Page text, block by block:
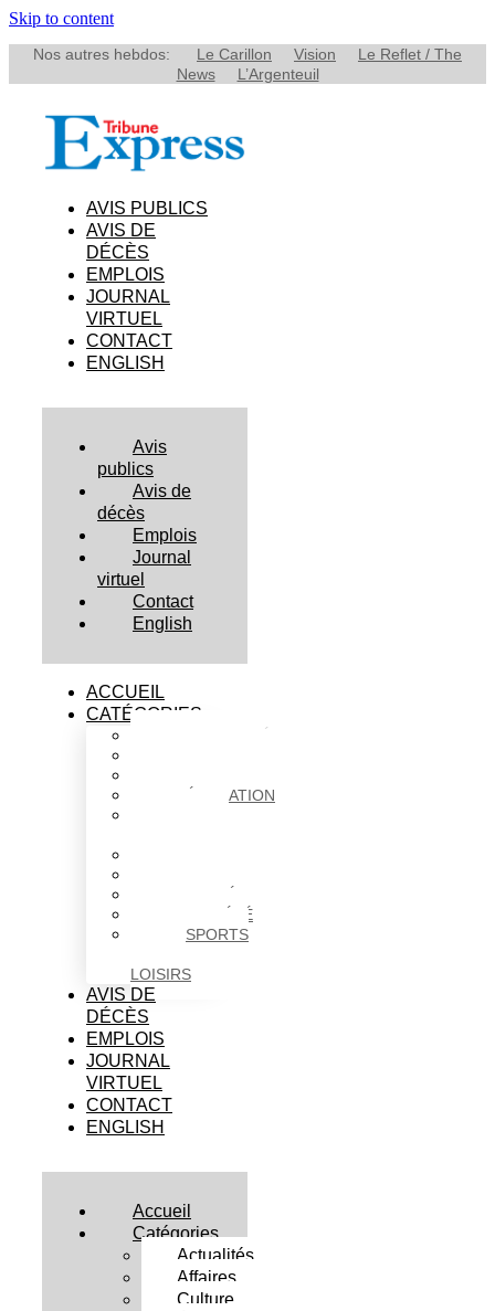
Skip to content
Nos autres hebdos: Le Carillon Vision
Le Reflet / The
News
L’Argenteuil
AVIS PUBLICS
AVIS DE
DÉCÈS
EMPLOIS
JOURNAL
VIRTUEL
CONTACT
ENGLISH
Avis
publics
Avis de
décès
Emplois
Journal
virtuel
Contact
English
ACCUEIL
CATÉGORIES
ÉDUCATION
SOCIÉTÉ
SPORTS
LOISIRS
AVIS DE
DÉCÈS
EMPLOIS
JOURNAL
VIRTUEL
CONTACT
ENGLISH
Accueil
Catégories
Actualités
Affaires
Culture